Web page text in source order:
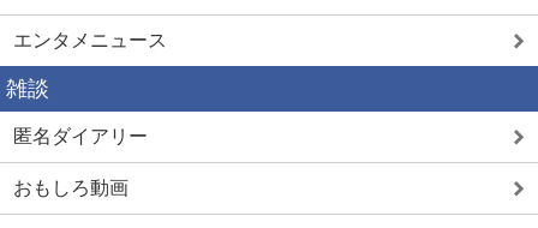
エンタメニュース
雑談
匿名ダイアリー
おもしろ動画